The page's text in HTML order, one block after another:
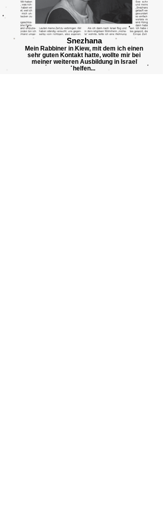
Snezhana
Mein Rabbiner in Kiew, mit dem ich einen
sehr guten Kontakt hatte, wollte mir bei
meiner weiteren Ausbildung in Israel
helfen...